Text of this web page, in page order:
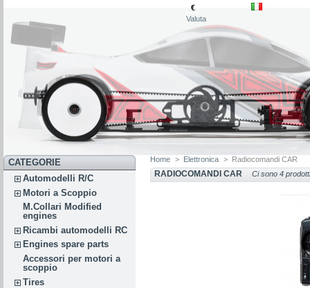
€
Valuta
CATEGORIE
Automodelli R/C
Motori a Scoppio
M.Collari Modified
engines
Ricambi automodelli RC
Engines spare parts
Accessori per motori a
scoppio
Tires
Home > Elettronica > Radiocomandi CAR
RADIOCOMANDI CAR Ci sono 4